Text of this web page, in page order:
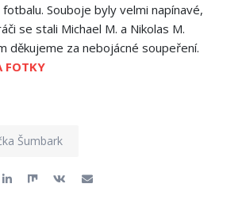
Souboje byly velmi napínavé,
se stali Michael M. a Nikolas M.
děkujeme za nebojácné soupeření.
FOTKY
Šumbark